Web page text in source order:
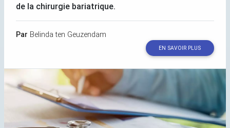
de la chirurgie bariatrique.
Par Belinda ten Geuzendam
EN SAVOIR PLUS